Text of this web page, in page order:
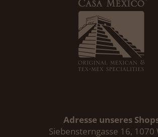
Adresse unseres
Siebensterngasse 16, 1070